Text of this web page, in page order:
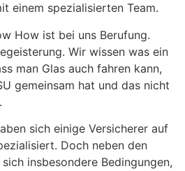
einem spezialisierten Team.
How ist bei uns Berufung.
Wir wissen was ein
man Glas auch fahren kann,
gemeinsam hat und das nicht
sich einige Versicherer auf
Doch neben den
insbesondere Bedingungen,